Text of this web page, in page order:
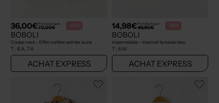
36,00€Prix boutique :
72,00€ -50%
BOBOLI
Coupe-vent - Effet matière satinée jaune
T : 6 A, 7 A
ACHAT EXPRESS
14,98€Prix boutique :
49,90€ -70%
BOBOLI
Imperméable - Imprimé fantaisie bleu
T : 6 M
ACHAT EXPRESS